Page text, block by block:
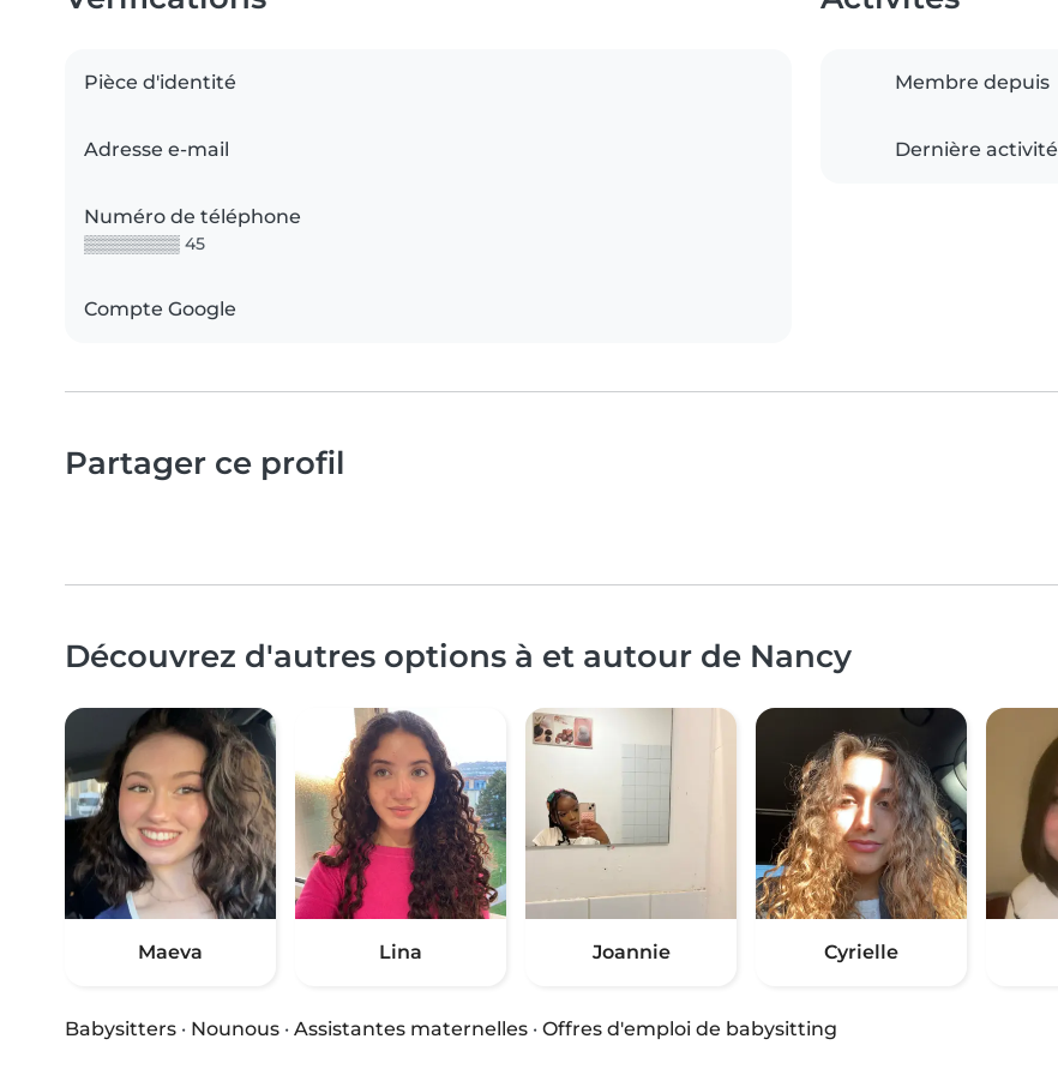
Pièce d'identité
Adresse e-mail
Numéro de téléphone
▒▒▒▒▒▒▒▒ 45
Compte Google
Membre depuis
Dernière activité
Partager ce profil
Découvrez d'autres options à et autour de Nancy
Maeva Lina Joannie Cyrielle
Babysitters · Nounous · Assistantes maternelles · Offres d'emploi de babysitting